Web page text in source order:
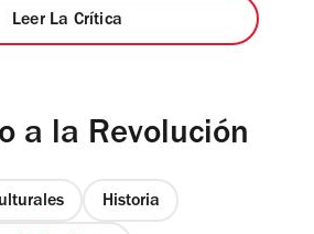
Leer La Crítica
a la Revolución
Historia